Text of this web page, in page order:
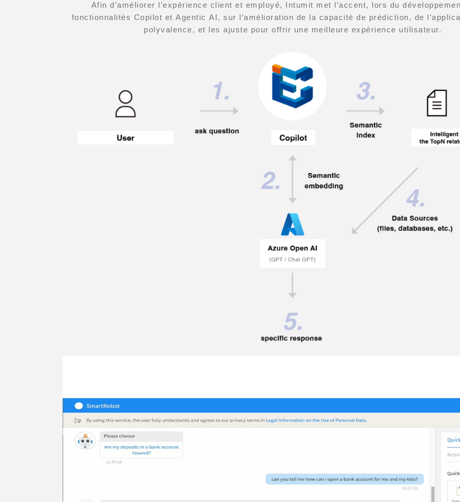
Afin d’améliorer l’expérience client et employé, Intumit met l’accent, lors du
fonctionnalités Copilot et Agentic AI, sur l’amélioration de la capacité de prédiction, de
polyvalence, et les ajuste pour offrir une meilleure expérience utilisateur.